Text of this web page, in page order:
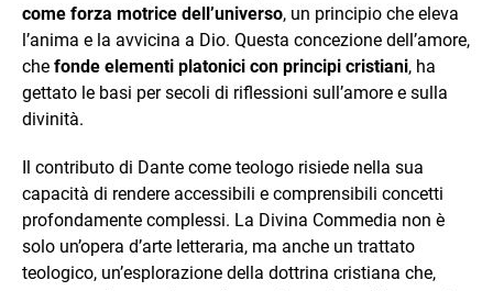
come forza motrice dell’universo, un principio che eleva
l’anima e la avvicina a Dio. Questa concezione dell’amore,
che fonde elementi platonici con principi cristiani, ha
gettato le basi per secoli di riflessioni sull’amore e sulla
divinità.
Il contributo di Dante come teologo risiede nella sua
capacità di rendere accessibili e comprensibili concetti
profondamente complessi. La Divina Commedia non è
solo un’opera d’arte letteraria, ma anche un trattato
teologico, un’esplorazione della dottrina cristiana che,